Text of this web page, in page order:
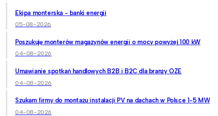
Ekipa monterska - banki energii
05-08-2026
Poszukuję monterów magazynów energii o mocy powyżej 100 kW
04-08-2026
Umawianie spotkań handlowych B2B i B2C dla branży OZE
04-08-2026
Szukam firmy do montażu instalacji PV na dachach w Polsce 1-5 MW
04-08-2026